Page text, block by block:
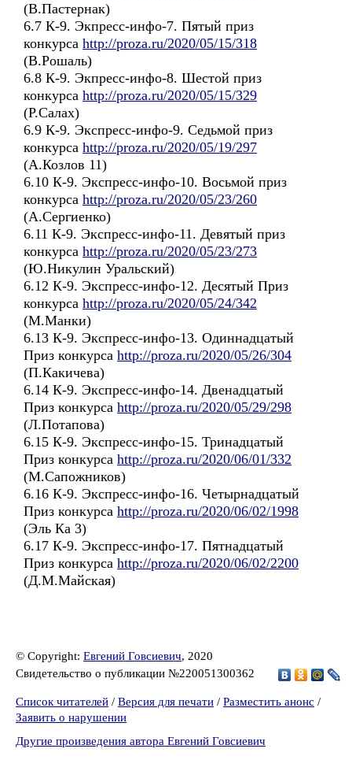
(В.Пастернак)
6.7 К-9. Экпресс-инфо-7. Пятый приз
конкурса http://proza.ru/2020/05/15/318
(В.Рошаль)
6.8 К-9. Экпресс-инфо-8. Шестой приз
конкурса http://proza.ru/2020/05/15/329
(Р.Салах)
6.9 К-9. Экспресс-инфо-9. Седьмой приз
конкурса http://proza.ru/2020/05/19/297
(А.Козлов 11)
6.10 К-9. Экспресс-инфо-10. Восьмой приз
конкурса http://proza.ru/2020/05/23/260
(А.Сергиенко)
6.11 К-9. Экспресс-инфо-11. Девятый приз
конкурса http://proza.ru/2020/05/23/273
(Ю.Никулин Уральский)
6.12 К-9. Экспресс-инфо-12. Десятый Приз
конкурса http://proza.ru/2020/05/24/342
(М.Манки)
6.13 К-9. Экспресс-инфо-13. Одиннадцатый
Приз конкурса http://proza.ru/2020/05/26/304
(П.Какичева)
6.14 К-9. Экспресс-инфо-14. Двенадцатый
Приз конкурса http://proza.ru/2020/05/29/298
(Л.Потапова)
6.15 К-9. Экспресс-инфо-15. Тринадцатый
Приз конкурса http://proza.ru/2020/06/01/332
(М.Сапожников)
6.16 К-9. Экспресс-инфо-16. Четырнадцатый
Приз конкурса http://proza.ru/2020/06/02/1998
(Эль Ка 3)
6.17 К-9. Экспресс-инфо-17. Пятнадцатый
Приз конкурса http://proza.ru/2020/06/02/2200
(Д.М.Майская)
© Copyright: Евгений Говсиевич, 2020
Свидетельство о публикации №220051300362
Список читателей / Версия для печати / Разместить анонс /
Заявить о нарушении
Другие произведения автора Евгений Говсиевич